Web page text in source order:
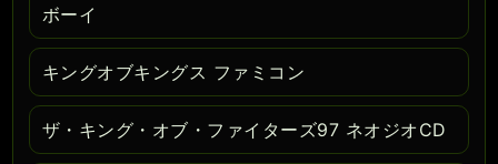
ボーイ
キングオブキングス ファミコン
ザ・キング・オブ・ファイターズ97 ネオジオCD